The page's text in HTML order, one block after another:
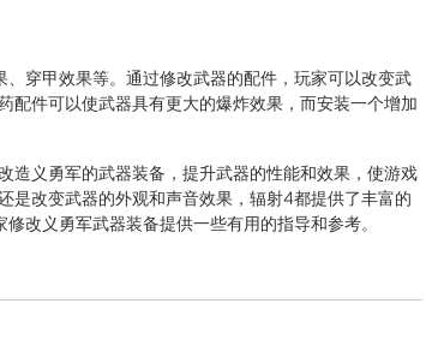
穿甲效果等。通过修改武器的配件，玩家可以改变武
配件可以使武器具有更大的爆炸效果，而安装一个增加
造义勇军的武器装备，提升武器的性能和效果，使游戏
是改变武器的外观和声音效果，辐射4都提供了丰富的
改义勇军武器装备提供一些有用的指导和参考。